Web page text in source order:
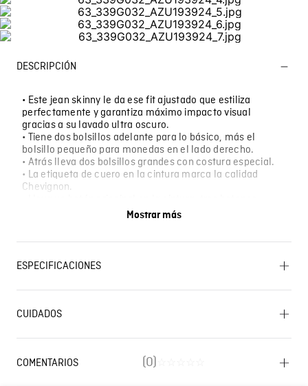
DESCRIPCIÓN
• Este jean skinny le da ese fit ajustado que estiliza
perfectamente y garantiza máximo impacto visual
gracias a su lavado ultra oscuro.
• Tiene dos bolsillos adelante para lo básico, más el
bolsillo pequeño para monedas en el lado derecho.
• Atrás lleva dos bolsillos grandes con costura especial.
• La etiqueta de cuero en la cintura marca la calidad
Chevignon.
adicionales en la tapeta y ocho remaches metálicos para
favorece la figura.
Mostrar más
ESPECIFICACIONES
Proceso normal. BLANQUEADO: No usar blanqueador.
SECADO: No secar en máquina. OTROS: Lavar por el
tendedero a la sombra. OTROS: Lavar separadamente.
OTROS: Lavar con colores similares. OTROS: No remojar.
CUIDADOS
COMENTARIOS (0)